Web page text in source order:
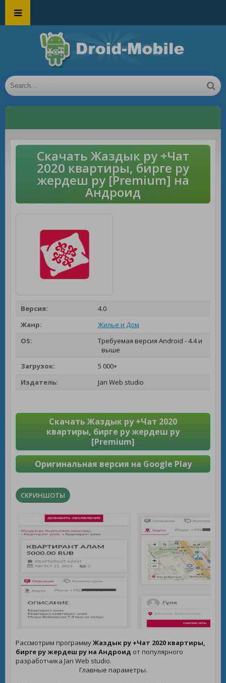
Скачать Жаздык ру +Чат
2020 квартиры, бирге ру
жердеш ру [Premium] на
Андроид
Версия:
4.0
Жанр:
Жилье и Дом
OS:
Требуемая версия Android - 4.4 и
выше
Загрузок:
5 000+
Издатель:
Jan Web studio
Скачать Жаздык ру +Чат 2020
квартиры, бирге ру жердеш ру
[Premium]
Оригинальная версия на Google Play
СКРИНШОТЫ
Рассмотрим программуЖаздык ру +Чат 2020 квартиры,
бирге ру жердеш ру на Андроид от популярного
разработчика Jan Web studio.
Главные параметры.